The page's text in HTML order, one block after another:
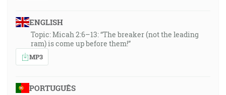
ENGLISH
Topic: Micah 2:6–13: “The breaker (not the leading
ram) is come up before them!”
MP3
PORTUGUÊS